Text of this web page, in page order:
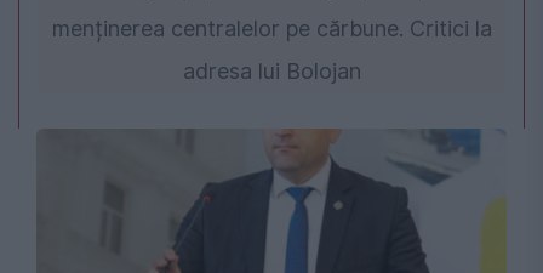
menținerea centralelor pe cărbune. Critici la
adresa lui Bolojan